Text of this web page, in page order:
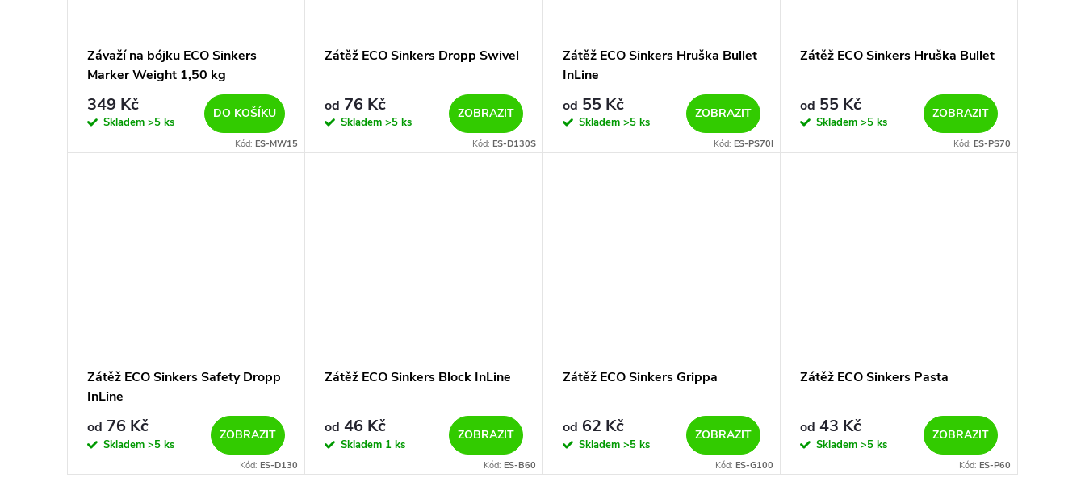
Závaží na bójku ECO Sinkers
Marker Weight 1,50 kg
349 Kč
Skladem >5 ks
DO KOŠÍKU
Kód:ES-MW15
Zátěž ECO Sinkers Dropp Swivel
od 76 Kč
Skladem>5 ks
ZOBRAZIT
Kód: ES-D130S
Zátěž ECO Sinkers Hruška Bullet
InLine
od 55 Kč
Skladem >5 ks
ZOBRAZIT
Kód: ES-PS70I
Zátěž ECO Sinkers Hruška Bullet
od 55 Kč
Skladem >5 ks
ZOBRAZIT
Kód: ES-PS70
Zátěž ECO Sinkers Safety Dropp
InLine
od 76 Kč
Skladem >5 ks
ZOBRAZIT
Kód:ES-D130
Zátěž ECO Sinkers Block InLine
od 46 Kč
Skladem 1 ks
ZOBRAZIT
Kód: ES-B60
Zátěž ECO Sinkers Grippa
od 62 Kč
Skladem >5 ks
ZOBRAZIT
Kód: ES-G100
Zátěž ECO Sinkers Pasta
od 43 Kč
Skladem >5 ks
ZOBRAZIT
Kód: ES-P60